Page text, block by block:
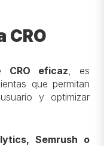
CRO
CRO eficaz, es
que permitan
y optimizar
Semrush o